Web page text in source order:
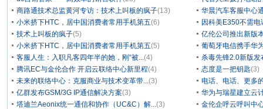
商路通技术总监黄河专访：技术上叫板的疯子(13)
华晨汽车客服中心
小米挤下HTC，居中国消费者常用手机第五(6)
因科美E350不需
技术上叫板的疯子(5)
亿伦公司推出新版
小米挤下HTC，居中国消费者常用手机第五(5)
葡萄牙电信携手华
客服人生：入职凡客四年半的她，刚“被...(4)
杀毒先锋2.0新版发
腾讯EC与金伦合作 开启云联络中心新里程(4) 态度是一把钥匙(3)
未来的联络中心：克服商业与技术变革带...(3)
电话、电话、更多
亿群发布GSM/3G IP通信解决方案(3)
华为与瑞星建立云
塔迪兰Aeonix统一通信和协作（UC&C）解...(3) 金伦企呼云呼叫中